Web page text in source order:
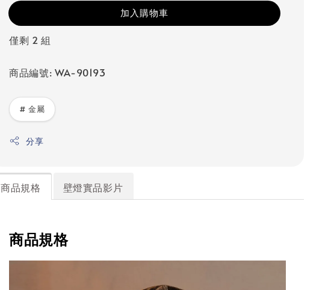
加入購物車
僅剩 2 組
商品編號: WA-90193
# 金屬
分享
商品規格 壁燈實品影片
商品規格